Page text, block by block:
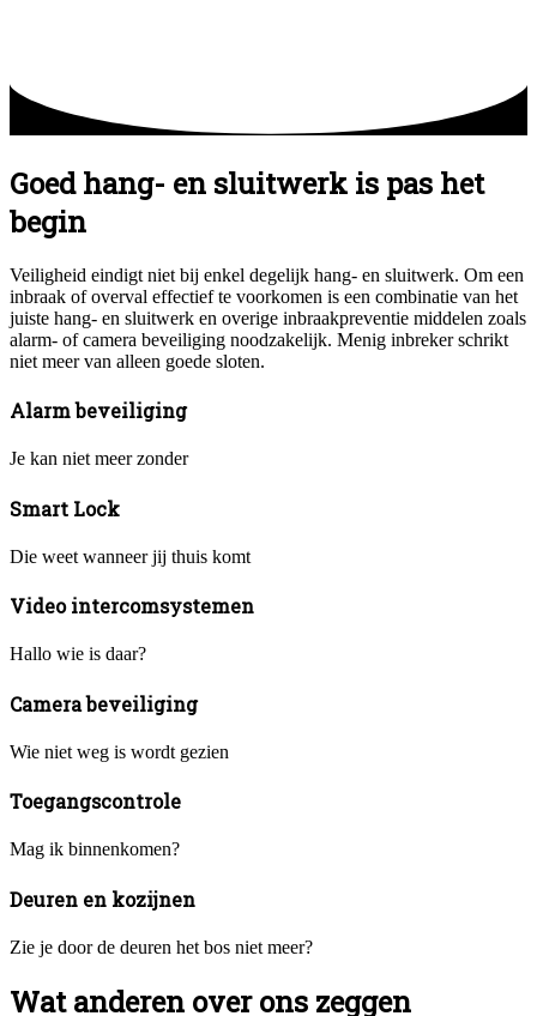
Goed hang- en sluitwerk is pas het
begin
Veiligheid eindigt niet bij enkel degelijk hang- en sluitwerk. Om een
inbraak of overval effectief te voorkomen is een combinatie van het
juiste hang- en sluitwerk en overige inbraakpreventie middelen zoals
alarm- of camera beveiliging noodzakelijk. Menig inbreker schrikt
niet meer van alleen goede sloten.
Alarm beveiliging
Je kan niet meer zonder
Smart Lock
Die weet wanneer jij thuis komt
Video intercomsystemen
Hallo wie is daar?
Camera beveiliging
Wie niet weg is wordt gezien
Toegangscontrole
Mag ik binnenkomen?
Deuren en kozijnen
Zie je door de deuren het bos niet meer?
Wat anderen over ons zeggen